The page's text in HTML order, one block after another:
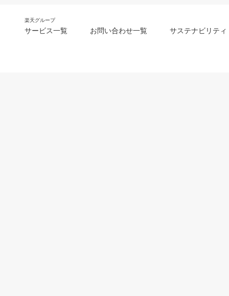
楽天グループ
サービス一覧 お問い合わせ一覧 サステナビリティ